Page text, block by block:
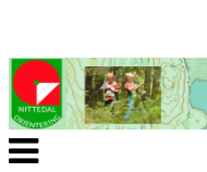
Veksle
navigasjon